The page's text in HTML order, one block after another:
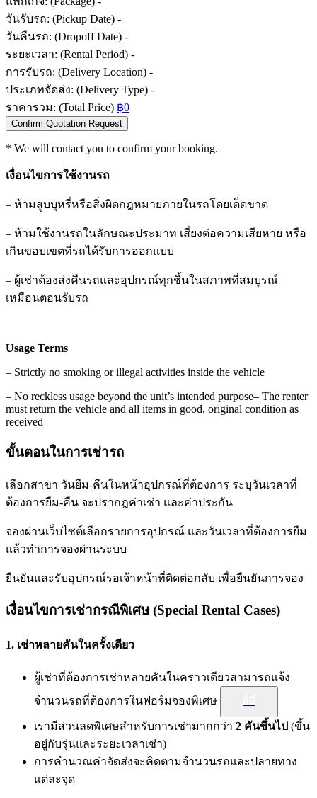
วันรับรถ: (Pickup Date) -
วันคืนรถ: (Dropoff Date) -
ระยะเวลา: (Rental Period) -
การรับรถ: (Delivery Location) -
ประเภทจัดส่ง: (Delivery Type) -
ราคารวม: (Total Price) ฿0
Confirm Quotation Request
* We will contact you to confirm your booking.
เงื่อนไขการใช้งานรถ
– ห้ามสูบบุหรี่หรือสิ่งผิดกฎหมายภายในรถโดยเด็ดขาด
– ห้ามใช้งานรถในลักษณะประมาท เสี่ยงต่อความเสียหาย หรือ
เกินขอบเขตที่รถได้รับการออกแบบ
– ผู้เช่าต้องส่งคืนรถและอุปกรณ์ทุกชิ้นในสภาพที่สมบูรณ์
เหมือนตอนรับรถ
Usage Terms
– Strictly no smoking or illegal activities inside the vehicle
– No reckless usage beyond the unit’s intended purpose– The renter
must return the vehicle and all items in good, original condition as
received
ขั้นตอนในการเช่ารถ
เลือกสาขา วันยืม-คืนในหน้าอุปกรณ์ที่ต้องการ ระบุวันเวลาที่
ต้องการยืม-คืน จะปรากฎค่าเช่า และค่าประกัน
จองผ่านเว็บไซต์เลือกรายการอุปกรณ์ และวันเวลาที่ต้องการยืม
แล้วทำการจองผ่านระบบ
ยืนยันและรับอุปกรณ์รอเจ้าหน้าที่ติดต่อกลับ เพื่อยืนยันการจอง
เงื่อนไขการเช่ากรณีพิเศษ (Special Rental Cases)
1. เช่าหลายคันในครั้งเดียว
ผู้เช่าที่ต้องการเช่าหลายคันในคราวเดียวสามารถแจ้ง
จำนวนรถที่ต้องการในฟอร์มจองพิเศษ
เรามีส่วนลดพิเศษสำหรับการเช่ามากกว่า 2 คันขึ้นไป (ขึ้น
อยู่กับรุ่นและระยะเวลาเช่า)
การคำนวณค่าจัดส่งจะคิดตามจำนวนรถและปลายทาง
แต่ละจุด